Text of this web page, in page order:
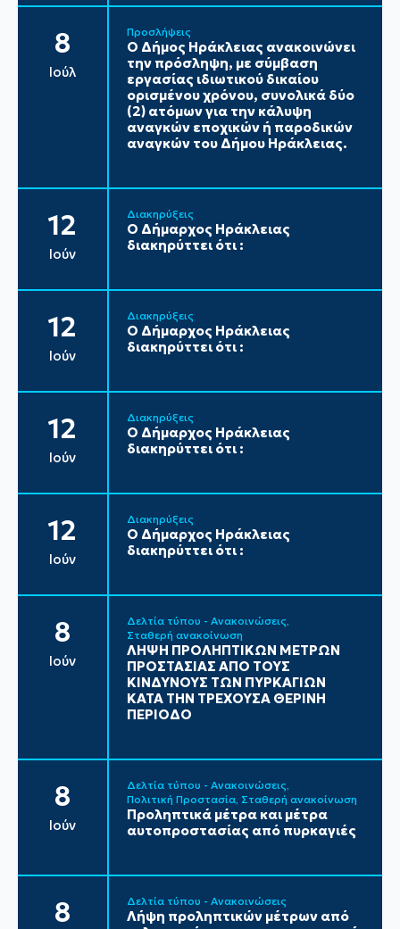
8
Ιούλ
Προσλήψεις
Ο Δήμος Ηράκλειας ανακοινώνει
την πρόσληψη, με σύμβαση
εργασίας ιδιωτικού δικαίου
ορισμένου χρόνου, συνολικά δύο
(2) ατόμων για την κάλυψη
αναγκών εποχικών ή παροδικών
αναγκών του Δήμου Ηράκλειας.
12
Ιούν
Διακηρύξεις
Ο Δήμαρχος Ηράκλειας
διακηρύττει ότι :
12
Ιούν
Διακηρύξεις
Ο Δήμαρχος Ηράκλειας
διακηρύττει ότι :
12
Ιούν
Διακηρύξεις
Ο Δήμαρχος Ηράκλειας
διακηρύττει ότι :
12
Ιούν
Διακηρύξεις
Ο Δήμαρχος Ηράκλειας
διακηρύττει ότι :
8
Ιούν
Δελτία τύπου - Ανακοινώσεις
Σταθερή ανακοίνωση
ΛΗΨΗ ΠΡΟΛΗΠΤΙΚΩΝ ΜΕΤΡΩΝ
ΠΡΟΣΤΑΣΙΑΣ ΑΠΟ ΤΟΥΣ
ΚΙΝΔΥΝΟΥΣ ΤΩΝ ΠΥΡΚΑΓΙΩΝ
ΚΑΤΑ ΤΗΝ ΤΡΕΧΟΥΣΑ ΘΕΡΙΝΗ
ΠΕΡΙΟΔΟ
8
Ιούν
Δελτία τύπου - Ανακοινώσεις
Πολιτική Προστασία Σταθερή ανακοίνωση
Προληπτικά μέτρα και μέτρα
αυτοπροστασίας από πυρκαγιές
8 Δελτία τύπου - Ανακοινώσεις
Λήψη προληπτικών μέτρων από